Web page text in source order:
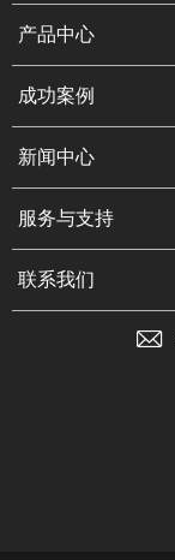
产品中心
成功案例
新闻中心
服务与支持
联系我们